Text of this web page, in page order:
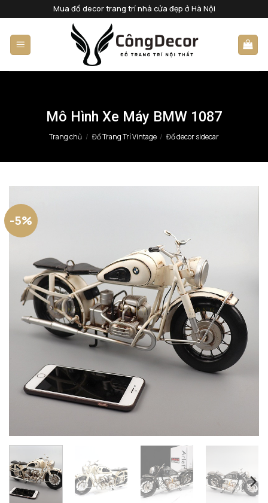
qua
nội
dung
Mua đồ decor trang trí nhà cửa đẹp ở Hà Nội
Mô Hình Xe Máy BMW 1087
Trang chủ / Đồ Trang Trí Vintage / Đồ decor sidecar
-5%